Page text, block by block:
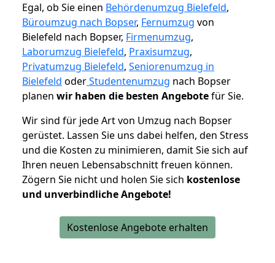
Egal, ob Sie einen Behördenumzug Bielefeld,
Büroumzug nach Bopser, Fernumzug von
Bielefeld nach Bopser, Firmenumzug,
Laborumzug Bielefeld, Praxisumzug,
Privatumzug Bielefeld, Seniorenumzug in
Bielefeld oderStudentenumzug nach Bopser
planen wir haben die besten Angebotefür Sie.
Wir sind für jede Art von Umzug nach Bopser
gerüstet. Lassen Sie uns dabei helfen, den Stress
und die Kosten zu minimieren, damit Sie sich auf
Ihren neuen Lebensabschnitt freuen können.
Zögern Sie nicht und holen Sie sich kostenlose
und unverbindliche Angebote!
Kostenlose Angebote erhalten